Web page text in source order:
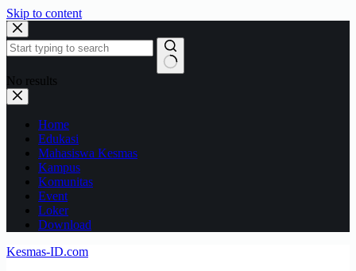
Skip to content
No results
Home
Edukasi
Mahasiswa Kesmas
Kampus
Komunitas
Event
Loker
Download
Kesmas-ID.com